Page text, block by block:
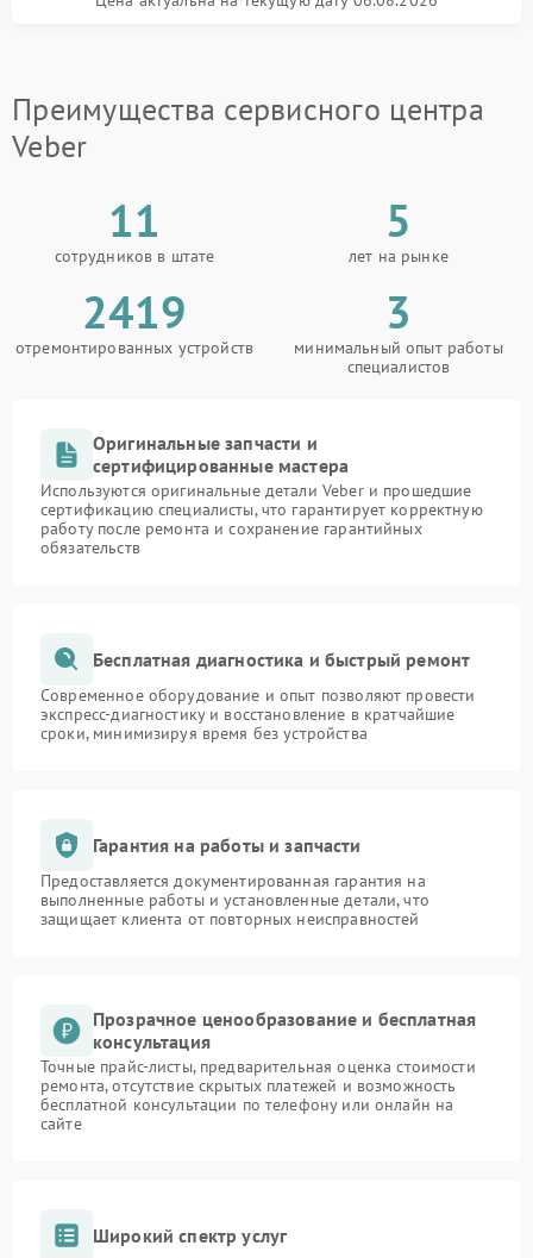
Преимущества сервисного центра
Veber
11
сотрудников в штате
5
лет на рынке
2419
отремонтированных устройств
3
минимальный опыт работы
специалистов
Оригинальные запчасти и
сертифицированные мастера
Используются оригинальные детали Veber и прошедшие
сертификацию специалисты, что гарантирует корректную
работу после ремонта и сохранение гарантийных
обязательств
Бесплатная диагностика и быстрый ремонт
Современное оборудование и опыт позволяют провести
экспресс-диагностику и восстановление в кратчайшие
сроки, минимизируя время без устройства
Гарантия на работы и запчасти
Предоставляется документированная гарантия на
выполненные работы и установленные детали, что
защищает клиента от повторных неисправностей
Прозрачное ценообразование и бесплатная
консультация
Точные прайс-листы, предварительная оценка стоимости
ремонта, отсутствие скрытых платежей и возможность
бесплатной консультации по телефону или онлайн на
сайте
Широкий спектр услуг